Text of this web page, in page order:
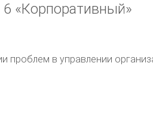
6 «Корпоративный»
проблем в управлении